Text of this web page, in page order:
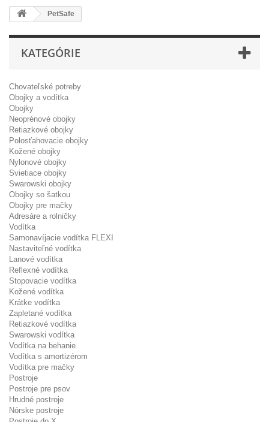
PetSafe
KATEGÓRIE
Chovateľské potreby
Obojky a vodítka
Obojky
Neoprénové obojky
Retiazkové obojky
Polosťahovacie obojky
Kožené obojky
Nylonové obojky
Svietiace obojky
Swarowski obojky
Obojky so šatkou
Obojky pre mačky
Adresáre a rolničky
Vodítka
Samonavíjacie vodítka FLEXI
Nastaviteľné vodítka
Lanové vodítka
Reflexné vodítka
Stopovacie vodítka
Kožené vodítka
Krátke vodítka
Zapletané vodítka
Retiazkové vodítka
Swarowski vodítka
Vodítka na behanie
Vodítka s amortizérom
Vodítka pre mačky
Postroje
Postroje pre psov
Hrudné postroje
Nórske postroje